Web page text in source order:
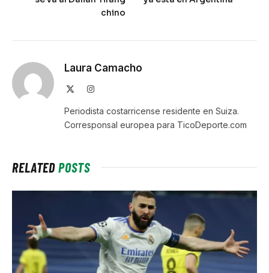
chino
Laura Camacho
Instagram
Periodista costarricense residente en Suiza.
Corresponsal europea para TicoDeporte.com
RELATEDPOSTS